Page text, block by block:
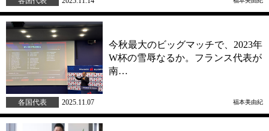
今秋最大のビッグマッチで、2023年
W杯の雪辱なるか。フランス代表が
南…
各国代表 2025.11.07 福本美由紀